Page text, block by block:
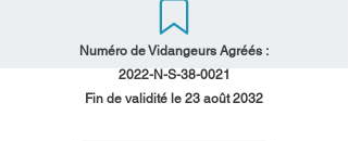
Numéro de Vidangeurs Agréés :
2022-N-S-38-0021
Fin de validité le 23 août 2032